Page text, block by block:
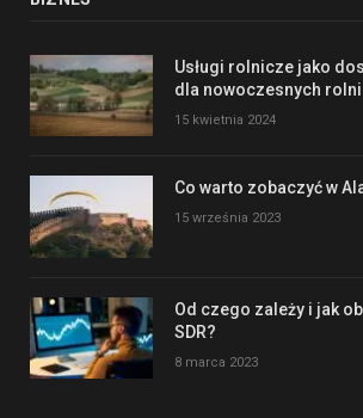
Usługi rolnicze jako
dla nowoczesnych
15 kwietnia 2024
Co warto zobaczyć w
15 września 2023
Od czego zależy i jak
SDR?
8 marca 2023